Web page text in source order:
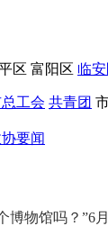
区 富阳区 临
工会 共青团
要闻
博物馆吗？